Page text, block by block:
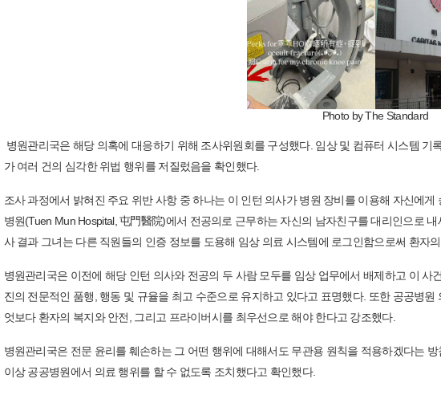
Photo by The Standard
병원관리국은 해당 의혹에 대응하기 위해 조사위원회를 구성했다. 임상 및 컴퓨터 시스템
가 여러 건의 심각한 위법 행위를 저질렀음을 확인했다.
조사 과정에서 밝혀진 주요 위반 사항 중 하나는 이 인턴 의사가 병원 장비를 이용해 자신에
병원(Tuen Mun Hospital, 屯門醫院)에서 전공의로 근무하는 자신의 남자친구를 대리인으로
사 결과 그녀는 다른 직원들의 인증 정보를 도용해 임상 의료 시스템에 로그인함으로써 환자
병원관리국은 이전에 해당 인턴 의사와 전공의 두 사람 모두를 임상 업무에서 배제하고 이
진의 전문적인 품행, 행동 및 규율을 최고 수준으로 유지하고 있다고 표명했다. 또한 공공병
엇보다 환자의 복지와 안전, 그리고 프라이버시를 최우선으로 해야 한다고 강조했다.
병원관리국은 전문 윤리를 훼손하는 그 어떤 행위에 대해서도 무관용 원칙을 적용하겠다는
이상 공공병원에서 의료 행위를 할 수 없도록 조치했다고 확인했다.